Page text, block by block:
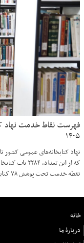
فهرست نقاط خدمت نهاد
۱۴۰۵
نقطه خدمت تحت پوشش ۷۸ کتابخانه سیار و ۲۹۱ باب سالن مطالعه بخش خصوصی است.
خانه
دربارهٔ ما